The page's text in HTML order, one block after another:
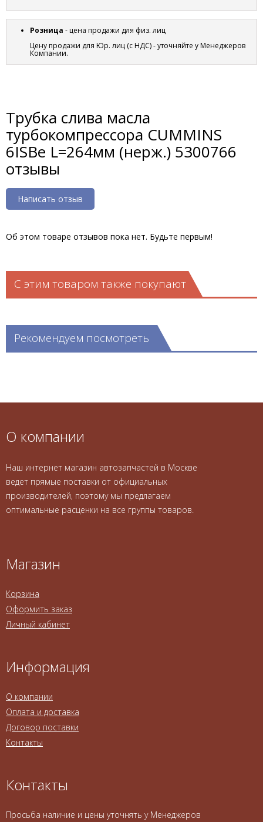
Розница - цена продажи для физ. лиц
Цену продажи для Юр. лиц (с НДС) - уточняйте у Менеджеров
Компании.
Трубка слива масла
турбокомпрессора CUMMINS
6ISBe L=264мм (нерж.) 5300766
отзывы
Написать отзыв
Об этом товаре отзывов пока нет. Будьте первым!
С этим товаром также покупают
Рекомендуем посмотреть
О компании
Наш интернет магазин автозапчастей в Москве
ведет прямые поставки от официальных
производителей, поэтому мы предлагаем
оптимальные расценки на все группы товаров.
Магазин
Корзина
Оформить заказ
Личный кабинет
Информация
О компании
Оплата и доставка
Договор поставки
Контакты
Контакты
Просьба наличие и цены уточнять у Менеджеров